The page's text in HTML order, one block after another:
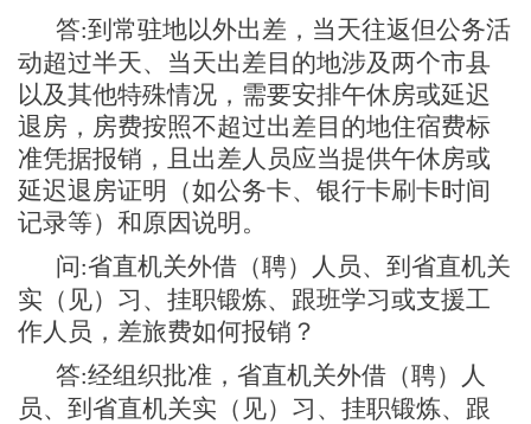
答:到常驻地以外出差，当天往返但公务活
动超过半天、当天出差目的地涉及两个市县
以及其他特殊情况，需要安排午休房或延迟
退房，房费按照不超过出差目的地住宿费标
准凭据报销，且出差人员应当提供午休房或
延迟退房证明（如公务卡、银行卡刷卡时间
记录等）和原因说明。
问:省直机关外借（聘）人员、到省直机关
实（见）习、挂职锻炼、跟班学习或支援工
作人员，差旅费如何报销？
答:经组织批准，省直机关外借（聘）人
员、到省直机关实（见）习、挂职锻炼、跟